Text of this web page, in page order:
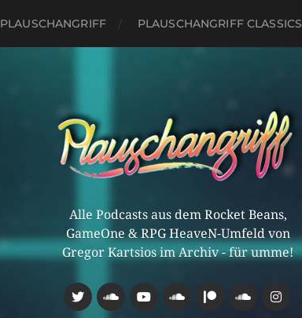
PLAUSCHANGRIFF PLAUSCHANGRIFF CLASSICS
Alle Podcasts aus dem Rocket Beans,
GameOne & RPG HeaveN-Umfeld von
Gregor Kartsios im Archiv - für umme!